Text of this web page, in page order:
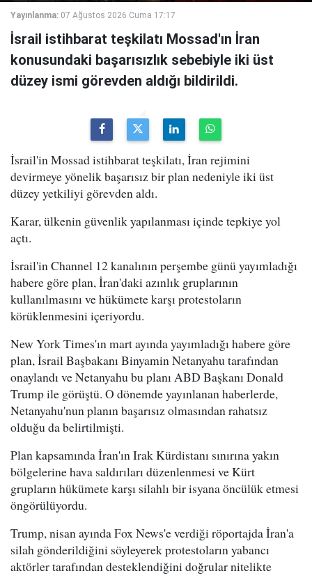
Yayınlanma: 07 Ağustos 2026 Cuma 17:17
İsrail istihbarat teşkilatı Mossad'ın İran
konusundaki başarısızlık sebebiyle iki üst
düzey ismi görevden aldığı bildirildi.
İsrail'in Mossad istihbarat teşkilatı, İran rejimini
devirmeye yönelik başarısız bir plan nedeniyle iki üst
düzey yetkiliyi görevden aldı.
Karar, ülkenin güvenlik yapılanması içinde tepkiye yol
açtı.
İsrail'in Channel 12 kanalının perşembe günü yayımladığı
habere göre plan, İran'daki azınlık gruplarının
kullanılmasını ve hükümete karşı protestoların
körüklenmesini içeriyordu.
New York Times'ın mart ayında yayımladığı habere göre
plan, İsrail Başbakanı Binyamin Netanyahu tarafından
onaylandı ve Netanyahu bu planı ABD Başkanı Donald
Trump ile görüştü. O dönemde yayınlanan haberlerde,
Netanyahu'nun planın başarısız olmasından rahatsız
olduğu da belirtilmişti.
Plan kapsamında İran'ın Irak Kürdistanı sınırına yakın
bölgelerine hava saldırıları düzenlenmesi ve Kürt
grupların hükümete karşı silahlı bir isyana öncülük etmesi
öngörülüyordu.
Trump, nisan ayında Fox News'e verdiği röportajda İran'a
silah gönderildiğini söyleyerek protestoların yabancı
aktörler tarafından desteklendiğini doğrular nitelikte